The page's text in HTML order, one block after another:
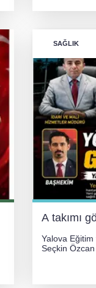
SAĞLIK
A takımı
Yalova Eğitim
Seçkin